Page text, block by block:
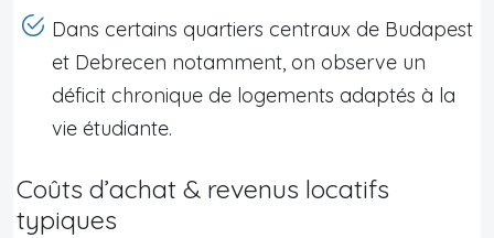
Dans certains quartiers centraux de Budapest
et Debrecen notamment, on observe un
déficit chronique de logements adaptés à la
vie étudiante.
Coûts d’achat & revenus locatifs
typiques